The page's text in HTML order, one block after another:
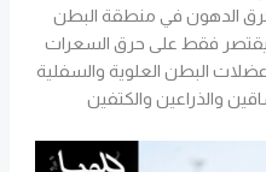
الدهون في منطقة البطن
يقتصر فقط على حرق السعرات
عضلات البطن العلوية والسفلية
والذراعين والكتفين